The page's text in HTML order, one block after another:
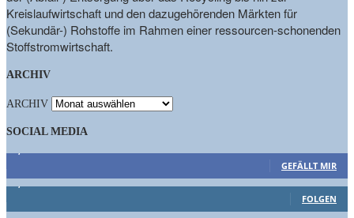
Kreislaufwirtschaft und den dazugehörenden Märkten für
(Sekundär-) Rohstoffe im Rahmen einer ressourcen-schonenden
Stoffstromwirtschaft.
ARCHIV
ARCHIV
SOCIAL MEDIA
GEFÄLLT MIR
FOLGEN